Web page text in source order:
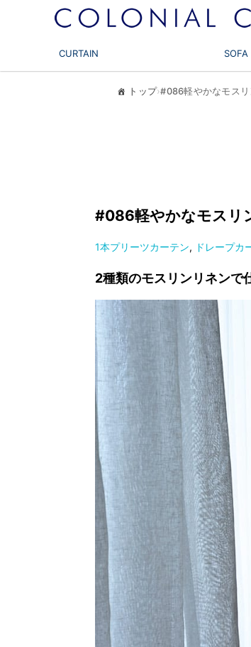
CURTAIN SOFA
トップ›#086軽やかなモス
#086軽やかなモスリ
1本プリーツカーテン, ドレープカ
2種類のモスリンリネンで